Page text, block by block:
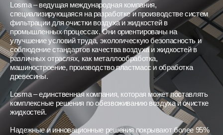
Losma – ведущая международная компания,
специализирующаяся на разработке и производстве систем
фильтрации для очистки воздуха и жидкостей в
промышленных процессах. Они ориентированы на
улучшение условий труда, экологическую безопасность и
соблюдение стандартов качества воздуха и жидкостей в
различных отраслях, как металлообработка,
машиностроение, производство пластмасс и обработка
древесины.
Losma – единственная компания, которая может поставлять
комплексные решения по обезвоживанию воздуха и очистке
жидкостей.
Надежные и инновационные решения покрывают более 95%